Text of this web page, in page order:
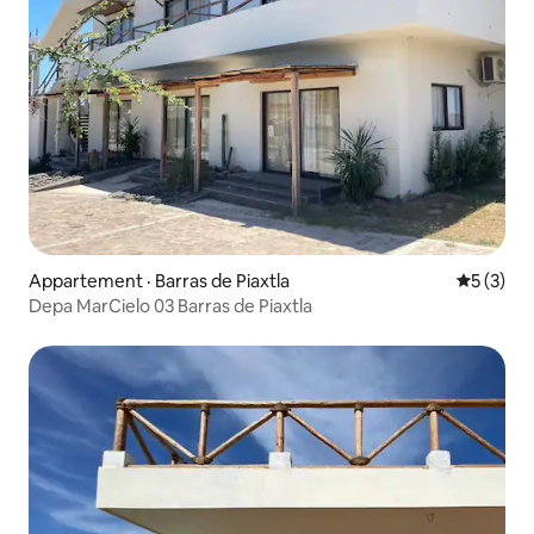
Appartement · Barras de Piaxtla Note
5 (3)
Depa MarCielo 03 Barras de Piaxtla